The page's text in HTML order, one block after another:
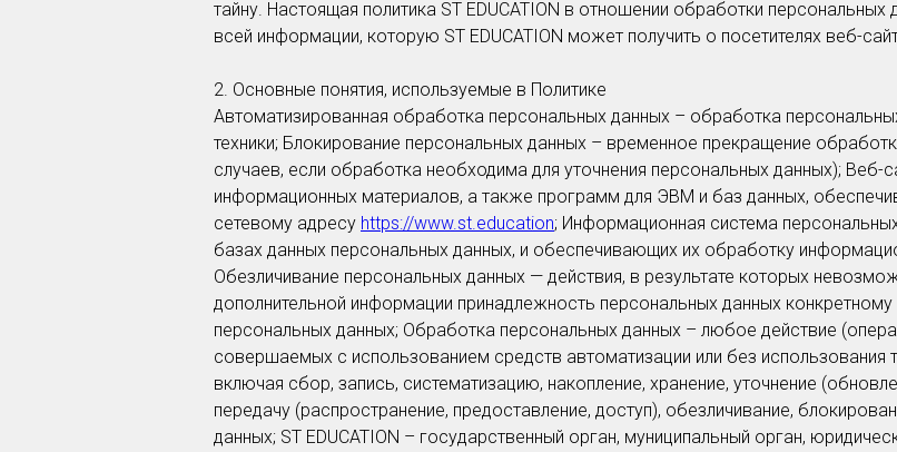
тайну. Настоящая политика ST EDUCATION в отношении обработки
всей информации, которую ST EDUCATION может получить о посетителях веб-
2. Основные понятия, используемые в Политике
Автоматизированная обработка персональных данных – обработка
техники; Блокирование персональных данных – временное прекращение
случаев, если обработка необходима для уточнения персональных данных); Веб-
информационных материалов, а также программ для ЭВМ и баз данных,
сетевому адресу https://www.st.education; Информационная система
базах данных персональных данных, и обеспечивающих их обработку
Обезличивание персональных данных — действия, в результате которых
дополнительной информации принадлежность персональных данных
персональных данных; Обработка персональных данных – любое действие
совершаемых с использованием средств автоматизации или без использования
включая сбор, запись, систематизацию, накопление, хранение, уточнение
передачу (распространение, предоставление, доступ), обезличивание,
данных; ST EDUCATION – государственный орган, муниципальный орган,